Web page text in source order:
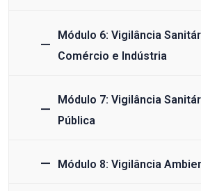
Módulo 6: Vigilância
Comércio e Indústria
Módulo 7: Vigilância
Pública
Módulo 8: Vigilância